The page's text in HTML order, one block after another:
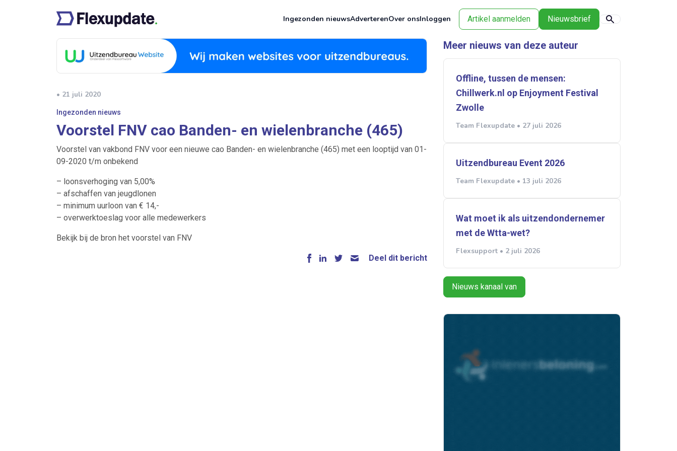
Ingezonden nieuwsAdverterenOver onsInloggen Artikel aanmelden Nieuwsbrief
• 21 juli 2020
Ingezonden nieuws
Voorstel FNV cao Banden- en wielenbranche (465)
Voorstel van vakbond FNV voor een nieuwe cao Banden- en wielenbranche (465) met een looptijd van 01-
09-2020 t/m onbekend
– loonsverhoging van 5,00%
– afschaffen van jeugdlonen
– minimum uurloon van € 14,-
– overwerktoeslag voor alle medewerkers
Bekijk bij de bron het voorstel van FNV
Deel dit bericht
Meer nieuws van deze auteur
Offline, tussen de mensen:
Chillwerk.nl op Enjoyment Festival
Zwolle
Team Flexupdate • 27 juli 2026
Uitzendbureau Event 2026
Team Flexupdate • 13 juli 2026
Wat moet ik als uitzendondernemer
met de Wtta-wet?
Flexsupport • 2 juli 2026
Nieuws kanaal van